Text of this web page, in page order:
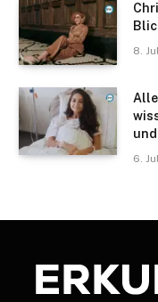
8.
6.